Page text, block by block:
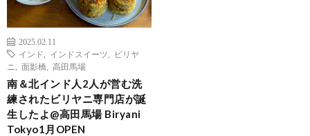
2025.02.11
インド
インドスイーツ
ビリヤ
ニ
面影橋 高田馬場
南＆北インド人2人が営む洗
練されたビリヤニ専門店が誕
生したよ@高田馬場 Biryani
Tokyo1月OPEN